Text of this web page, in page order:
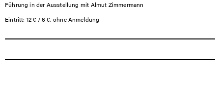
Führung in der Ausstellung mit Almut Zimmermann
Eintritt: 12 € / 6 €, ohne Anmeldung